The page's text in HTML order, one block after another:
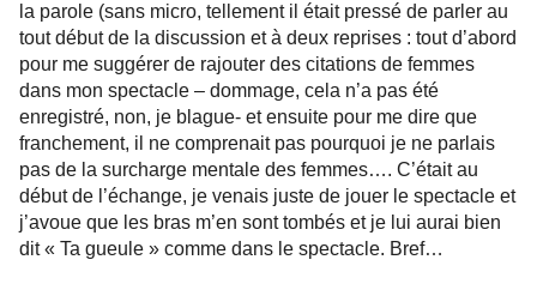
la parole (sans micro, tellement il était pressé de parler au
tout début de la discussion et à deux reprises : tout d’abord
pour me suggérer de rajouter des citations de femmes
dans mon spectacle – dommage, cela n’a pas été
enregistré, non, je blague- et ensuite pour me dire que
franchement, il ne comprenait pas pourquoi je ne parlais
pas de la surcharge mentale des femmes…. C’était au
début de l’échange, je venais juste de jouer le spectacle et
j’avoue que les bras m’en sont tombés et je lui aurai bien
dit « Ta gueule » comme dans le spectacle. Bref…